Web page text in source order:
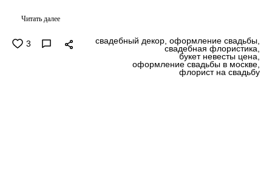
Читать далее
3 свадебный декор, оформление свадьбы,
свадебная флористика,
букет невесты цена,
оформление свадьбы в москве,
флорист на свадьбу